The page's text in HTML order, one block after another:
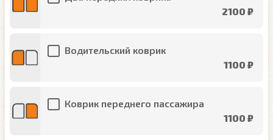
2100 ₽
Водительский коврик
1100 ₽
Коврик переднего пассажира
1100 ₽